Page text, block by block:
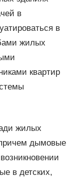
в
в
жилых
квартир
жилых
дымовые
в детских,